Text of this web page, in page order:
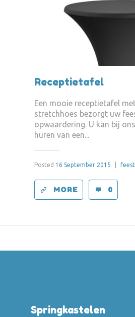
Receptietafel
Een mooie receptietafel
stretchhoes bezorgt uw
opwaardering. U kan bij
huren van een...
Posted 16 September 2015
MORE 0
Springkastelen